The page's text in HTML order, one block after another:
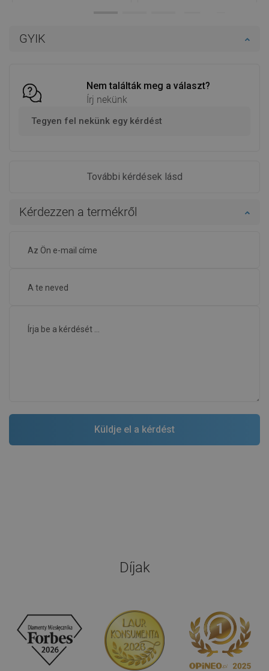
GYIK
Nem találták meg a választ?
Írj nekünk
Tegyen fel nekünk egy kérdést
További kérdések lásd
Kérdezzen a termékről
Díjak